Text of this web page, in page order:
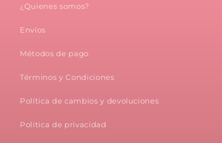
¿Quienes somos?
Envíos
Métodos de pago
Términos y Condiciones
Política de cambios y devoluciones
Política de privacidad